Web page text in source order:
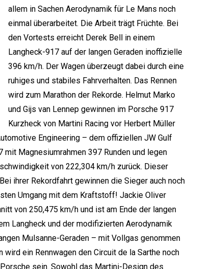
allem in Sachen Aerodynamik für Le Mans noch
einmal überarbeitet. Die Arbeit trägt Früchte. Bei
den Vortests erreicht Derek Bell in einem
Langheck-917 auf der langen Geraden inoffizielle
396 km/h. Der Wagen überzeugt dabei durch eine
ruhiges und stabiles Fahrverhalten. Das Rennen
wird zum Marathon der Rekorde. Helmut Marko
und Gijs van Lennep gewinnen im Porsche 917
Kurzheck von Martini Racing vor Herbert Müller
Engineering – dem offiziellen JW Gulf
Magnesiumrahmen 397 Runden und legen
von 222,304 km/h zurück. Dieser
ihrer Rekordfahrt gewinnen die Sieger auch noch
Umgang mit dem Kraftstoff! Jackie Oliver
von 250,475 km/h und ist am Ende der langen
Langheck und der modifizierten Aerodynamik
Mulsanne-Geraden – mit Vollgas genommen
ein Rennwagen den Circuit de la Sarthe noch
sein. Sowohl das Martini-Design des